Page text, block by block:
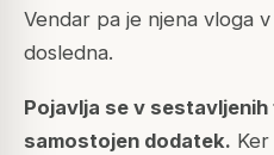
Vendar pa je njena vloga
dosledna.
Pojavlja se v
samostojen dodatek.